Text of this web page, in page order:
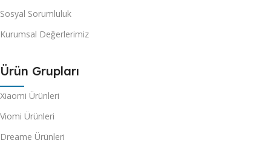
Sosyal Sorumluluk
Kurumsal Değerlerimiz
Ürün Grupları
Xiaomi Ürünleri
Viomi Ürünleri
Dreame Ürünleri